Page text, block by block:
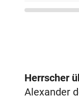
Herrscher
Alexander